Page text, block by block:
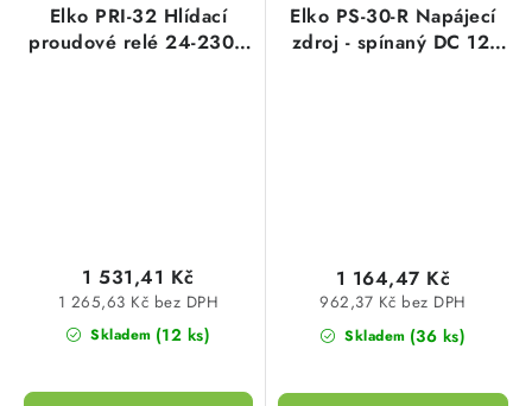
Elko PRI-32 Hlídací
proudové relé 24-230V
Skladem (12 ks)
1 265,63 Kč bez DPH
1 531,41 Kč
Elko PS-30-R Napájecí
zdroj - spínaný DC 12-
Skladem (36 ks)
962,37 Kč bez DPH
1 164,47 Kč